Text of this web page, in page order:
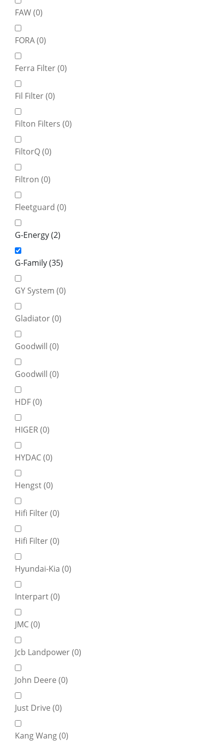
FAW (0)
FORA (0)
Ferra Filter (0)
Fil Filter (0)
Filton Filters (0)
FiltorQ (0)
Filtron (0)
Fleetguard (0)
G-Energy (2)
G-Family (35)
GY System (0)
Gladiator (0)
Goodwill (0)
Goodwill (0)
HDF (0)
HIGER (0)
HYDAC (0)
Hengst (0)
Hifi Filter (0)
Hifi Filter (0)
Hyundai-Kia (0)
Interpart (0)
JMC (0)
Jcb Landpower (0)
John Deere (0)
Just Drive (0)
Kang Wang (0)